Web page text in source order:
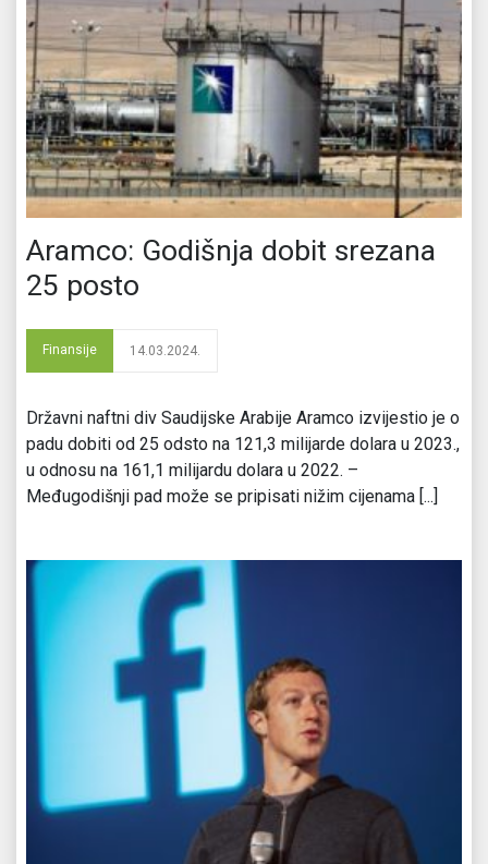
Aramco: Godišnja dobit srezana
25 posto
Finansije 14.03.2024.
Državni naftni div Saudijske Arabije Aramco izvijestio je o
padu dobiti od 25 odsto na 121,3 milijarde dolara u 2023.,
u odnosu na 161,1 milijardu dolara u 2022. –
Međugodišnji pad može se pripisati nižim cijenama [...]